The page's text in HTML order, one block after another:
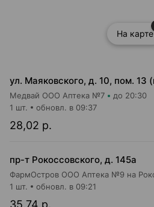
На карте
Медвай ООО Аптека №7 до 20:30
28,02 р.
1 шт. обновл. в 09:37
пр-т Рокоссовского, д. 145а
35,74 р.
1 шт. обновл. в 09:21